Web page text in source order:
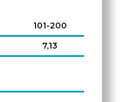
101-200
7,13